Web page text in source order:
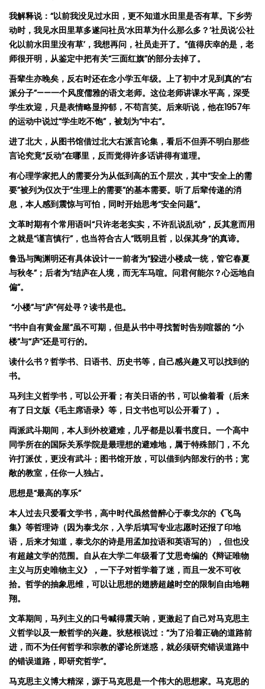
我解释说： “以前我没见过水田，更不知道水田里是否有草。 下乡劳
动时， 我见水田里草多遂问社员‘水田草为什么那么多？’社员说‘公社
化以前水田里没有草’，我想再问， 社员走开了。 ”值得庆幸的是，老
师很开明，从鉴定中把有关“三面红旗”的部分去掉了。
吾辈生亦晚矣，反右时还在念小学五年级。上了初中才见到真的“右
派分子”——一个风度儒雅的语文老师。这位老师讲课水平高，深受
学生欢迎，只是表情略显抑郁，不苟言笑。后来听说，他在1957年
的运动中说过“学生吃不饱”，被划为“中右”。
进了北大，从图书馆借过北大右派言论集，看后不但弄不明白那些
言论究竟“反动”在哪里，反而觉得许多话讲得有道理。
有心理学家把人的需要分为从低到高的五个层次，其中“安全上的需
要”被列为仅次于“生理上的需要”的基本需要。 听了后辈传递的消
息，本人感到震惊与可怕，同时开始思考“安全问题”。
文革时期有个常用语叫“只许老老实实，不许乱说乱动”，反其意而用
之就是“谨言慎行”，也当符合古人“既明且哲，以保其身”的真谛。
鲁迅与陶渊明还有具体设计——前者为“躱进小楼成一统，管它春夏
与秋冬”；后者为“结庐在人境，而无车马喧。问君何能尔？心远地自
偏”。
“小楼”与“庐”何处寻？读书是也。
“书中自有黄金屋”虽不可期，但是从书中寻找暂时告别喧嚣的 “小
楼”与“庐”还是可行的。
读什么书？哲学书、 日语书、历史书等 ，自己感兴趣又可以找到的
书。
马列主义哲学书 ，可以公开看；有关日语的书 ，可以偷着看（后来
有了日文版《毛主席语录》等，日文书也可以公开看了）。
両派武斗期间 ，本人到外校避难，几乎都是以看书度日。一个高中
同学所在的国际关系学院是最理想的避难地，属于特殊部门 ，不允
许打派仗 ，更没有武斗 ； 图书馆开放，可以借到内部发行的书；宽
敞的教室，任你一人独占。
思想是“最高的享乐”
本人过去只爱看文学书，高中时代虽然曾醉心于泰戈尔的《飞鸟
集》等哲理诗（因为泰戈尔，入学后填写专业志愿时还报了印地
语，后来才知道，泰戈尔的诗是用孟加拉语和英语写的）
，但也没
有超越文学的范围。 自从在大学二年级看了艾思奇编的 《辩证唯物
主义与历史唯物主义》
，一下子对哲学着了迷，而且一发不可收
拾。哲学的抽象思维，可以让思想的翅膀超越时空的限制自由地翱
翔。
文革期间，马列主义的口号喊得震天响，更激起了自己对马克思主
义哲学以及一般哲学的兴趣。 狄慈根说过 ： “为了沿着正确的道路前
进，而不为任何哲学和宗教的谬论所迷惑，就必须研究错误道路中
的错误道路，即研究哲学”。
马克思主义博大精深，源于马克思是一个伟大的思想家。马克思的